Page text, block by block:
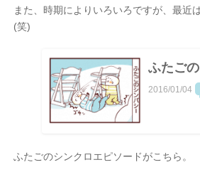
また、時期によりいろいろですが、最近
(笑)
ふたご
2016/01/04
ふたごのシンクロエピソードがこちら。